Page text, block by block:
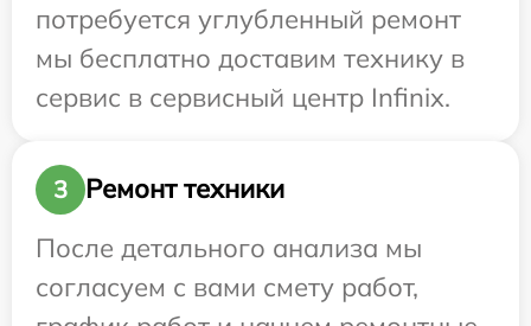
потребуется углубленный ремонт
мы бесплатно доставим технику в
сервис в сервисный центр Infinix.
3
Ремонт техники
После детального анализа мы
согласуем с вами смету работ,